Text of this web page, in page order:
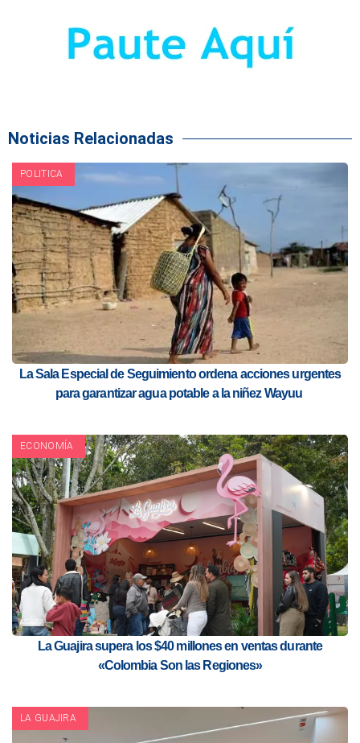
Noticias Relacionadas
POLITICA
La Sala Especial de Seguimiento ordena acciones urgentes
para garantizar agua potable a la niñez Wayuu
ECONOMÍA
La Guajira supera los $40 millones en ventas durante
«Colombia Son las Regiones»
LA GUAJIRA